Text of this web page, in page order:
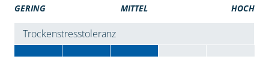
GERING MITTEL HOCH
Trockenstresstoleranz